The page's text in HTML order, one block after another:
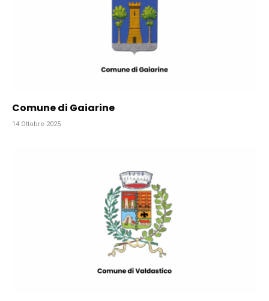
Comune di Gaiarine
14 Ottobre 2025